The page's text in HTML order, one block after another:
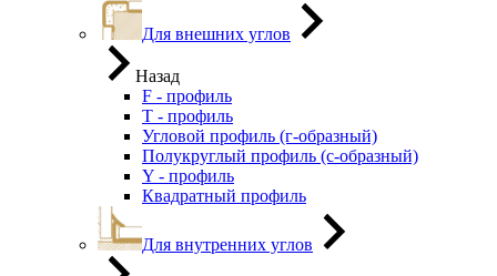
Для внешних углов
Назад
F - профиль
Т - профиль
Угловой профиль (г-образный)
Полукруглый профиль (с-образный)
Y - профиль
Квадратный профиль
Для внутренних углов